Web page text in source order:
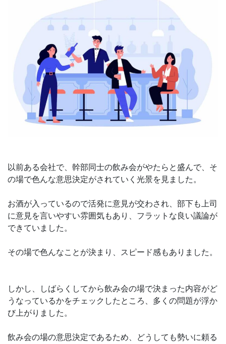
以前ある会社で、幹部同士の飲み会がやたらと盛んで、そ
の場で色んな意思決定がされていく光景を見ました。
お酒が入っているので活発に意見が交わされ、部下も上司
に意見を言いやすい雰囲気もあり、フラットな良い議論が
できていました。
その場で色んなことが決まり、スピード感もありました。
しかし、しばらくしてから飲み会の場で決まった内容がど
うなっているかをチェックしたところ、多くの問題が浮か
び上がりました。
飲み会の場の意思決定であるため、どうしても勢いに頼る